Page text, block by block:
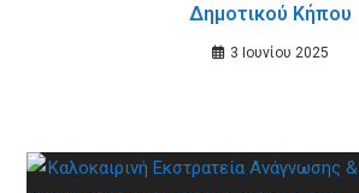
Δημοτικού Κήπου
3 Ιουνίου 2025